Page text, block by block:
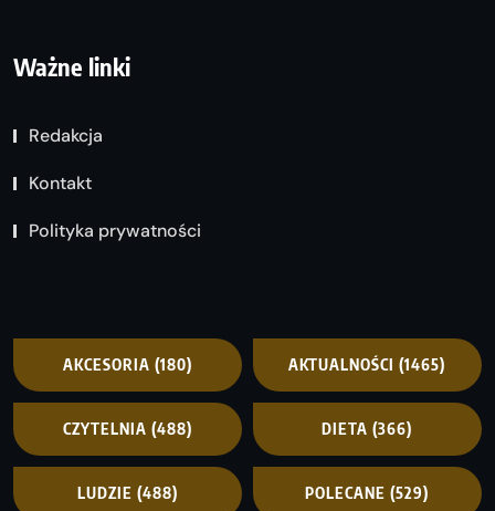
Ważne linki
Redakcja
Kontakt
Polityka prywatności
AKCESORIA (180) AKTUALNOŚCI (1465)
CZYTELNIA (488) DIETA (366)
LUDZIE (488) POLECANE (529)